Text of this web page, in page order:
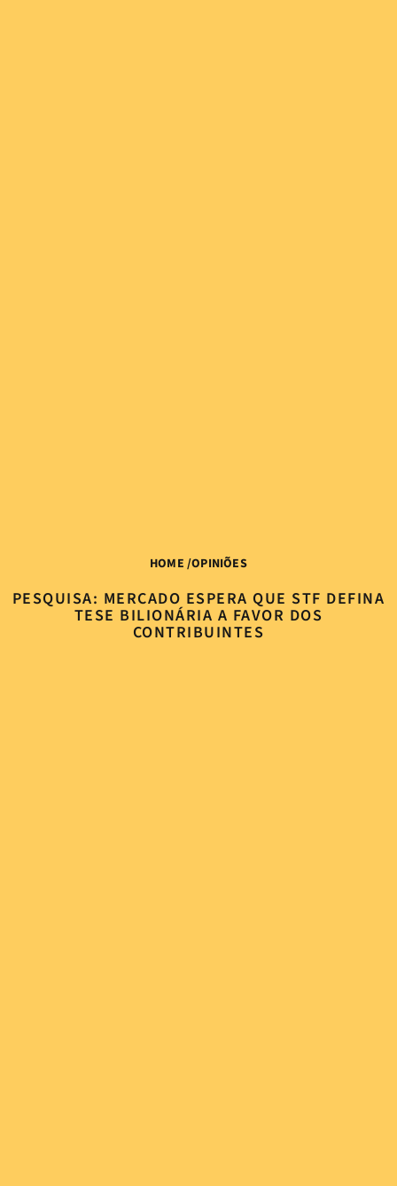
HOME /OPINIÕES
PESQUISA: MERCADO ESPERA QUE STF DEFINA
TESE BILIONÁRIA A FAVOR DOS
CONTRIBUINTES